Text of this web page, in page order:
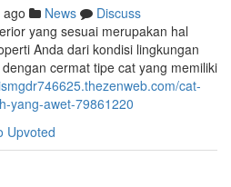
News
Discuss
yang sesuai merupakan hal
Anda dari kondisi lingkungan
cermat tipe cat yang memiliki
cat-
yang-awet-79861220
Upvoted